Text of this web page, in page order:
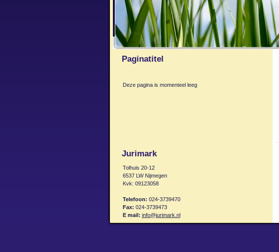
Paginatitel
Deze pagina is momenteel leeg
Jurimark
Tolhuis 20-12
6537 LW Nijmegen
Kvk: 09123058
Telefoon: 024-3739470
Fax: 024-3739473
E mail: info@jurimark.nl